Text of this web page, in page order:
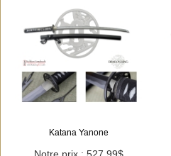
Katana Yanone